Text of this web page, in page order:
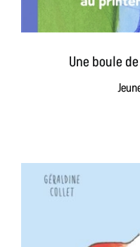
Une boule